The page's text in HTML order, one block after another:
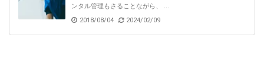
ンタル管理もさることながら、 ...
2018/08/04
2024/02/09